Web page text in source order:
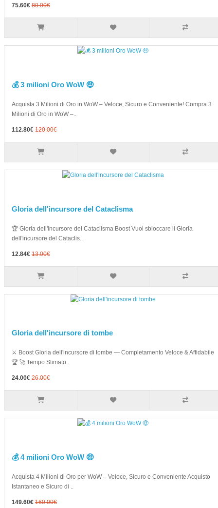
75.60€ 80.00€
💰 3 milioni Oro WoW 🤑
Acquista 3 Milioni di Oro in WoW – Veloce, Sicuro e Conveniente! Compra 3
Milioni di Oro in WoW –..
112.80€ 120.00€
Gloria dell'incursore del Cataclisma
🏆 Gloria dell'incursore del Cataclisma Boost Vuoi sbloccare il Gloria
dell'incursore del Cataclis..
12.84€ 13.00€
Gloria dell'incursore di tombe
⚔️ Boost Gloria dell'incursore di tombe — Completamento Veloce & Affidabile
🏆 🚀 Tempo Stimato..
24.00€ 26.00€
💰 4 milioni Oro WoW 🤑
Acquista 4 Milioni di Oro per WoW – Veloce, Sicuro e Conveniente Acquisto
Istantaneo e Sicuro di ..
149.60€ 160.00€